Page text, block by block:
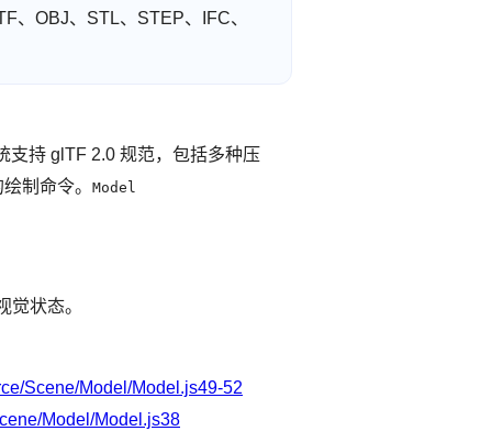
、OBJ、STL、STEP、IFC、
支持 glTF 2.0 规范，包括多种压
制命令。 Model
状态。
Scene/Model/Model.js49-52
Model/Model.js38